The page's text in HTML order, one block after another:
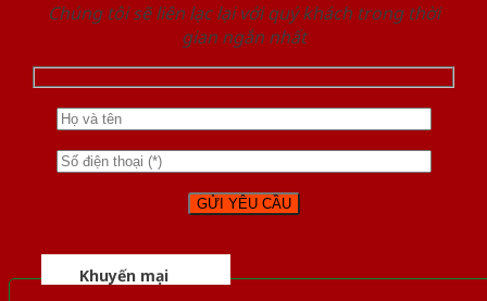
Chúng tôi sẽ liên lạc lại với quý khách trong thời
gian ngắn nhất
Khuyến mại